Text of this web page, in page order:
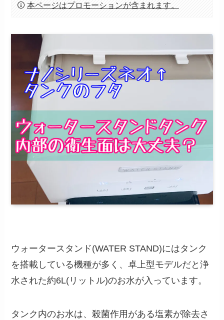
本ページはプロモーションが含まれます。
ウォータースタンド(WATER STAND)にはタンク
を搭載している機種が多く、卓上型モデルだと浄
水された約6L(リットル)のお水が入っています。
タンク内のお水は、殺菌作用がある塩素が除去さ